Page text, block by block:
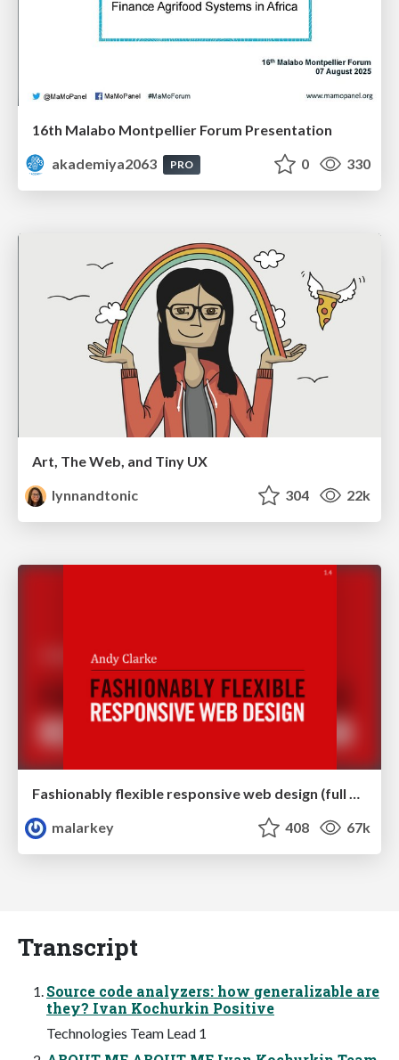
16th Malabo Montpellier Forum Presentation
akademiya2063
PRO 0 330
Art, The Web, and Tiny UX
lynnandtonic
304 22k
malarkey
408 67k
Transcript
Source code analyzers: how generalizable are
they? Ivan Kochurkin Positive
Technologies Team Lead 1